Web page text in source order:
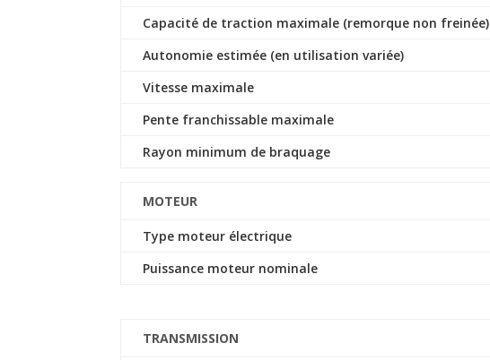
Capacité de traction maximale (remorque non freinée)
Autonomie estimée (en utilisation variée)
Vitesse maximale
Pente franchissable maximale
Rayon minimum de braquage
MOTEUR
Type moteur électrique
Puissance moteur nominale
TRANSMISSION